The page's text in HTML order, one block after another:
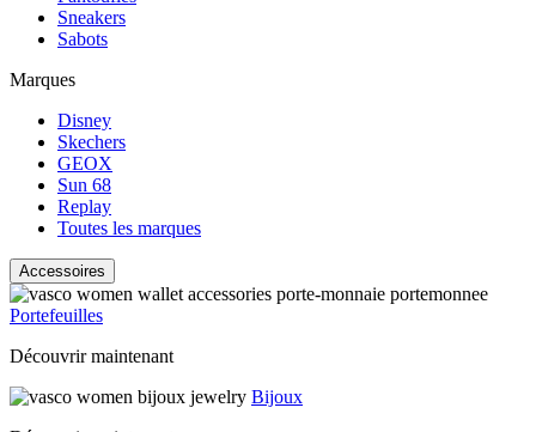
Sneakers
Sabots
Marques
Disney
Skechers
GEOX
Sun 68
Replay
Toutes les marques
Accessoires
Portefeuilles
Découvrir maintenant
Bijoux